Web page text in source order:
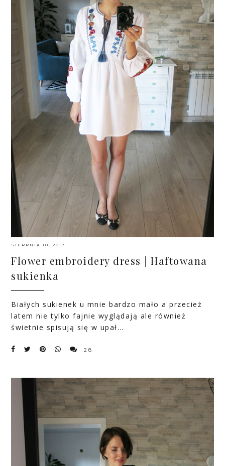
SIERPNIA 10, 2017
Flower embroidery dress | Haftowana
sukienka
Białych sukienek u mnie bardzo mało a przecież
latem nie tylko fajnie wyglądają ale również
świetnie spisują się w upał…
28